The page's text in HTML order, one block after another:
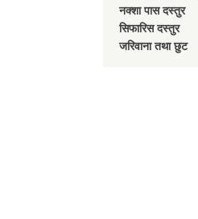
नक्शा पास दस्तुर
सिफारिस दस्तुर
जरिवाना तथा छुट